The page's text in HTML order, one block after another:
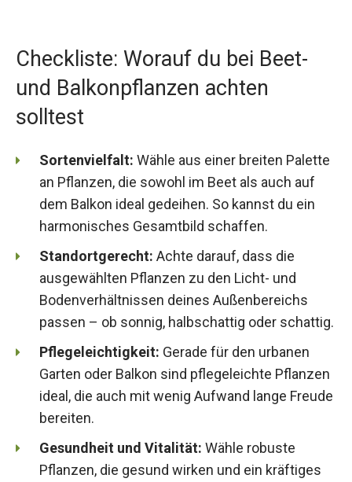
Checkliste: Worauf du bei Beet-
und Balkonpflanzen achten
solltest
Sortenvielfalt: Wähle aus einer breiten Palette
an Pflanzen, die sowohl im Beet als auch auf
dem Balkon ideal gedeihen. So kannst du ein
harmonisches Gesamtbild schaffen.
Standortgerecht: Achte darauf, dass die
ausgewählten Pflanzen zu den Licht- und
Bodenverhältnissen deines Außenbereichs
passen – ob sonnig, halbschattig oder schattig.
Pflegeleichtigkeit: Gerade für den urbanen
Garten oder Balkon sind pflegeleichte Pflanzen
ideal, die auch mit wenig Aufwand lange Freude
bereiten.
Gesundheit und Vitalität: Wähle robuste
Pflanzen, die gesund wirken und ein kräftiges